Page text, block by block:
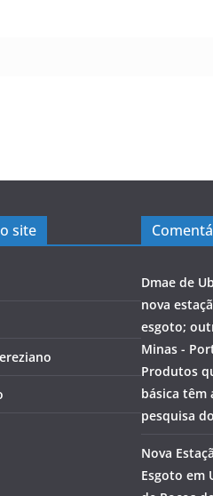
site
Dmae de
nova
esgoto;
Minas -
Produtos
básica têm
pesquisa
Nova
Esgoto em